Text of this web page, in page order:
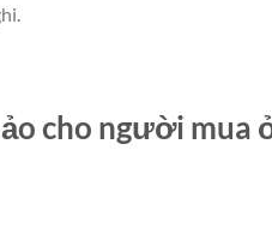
cho người mua